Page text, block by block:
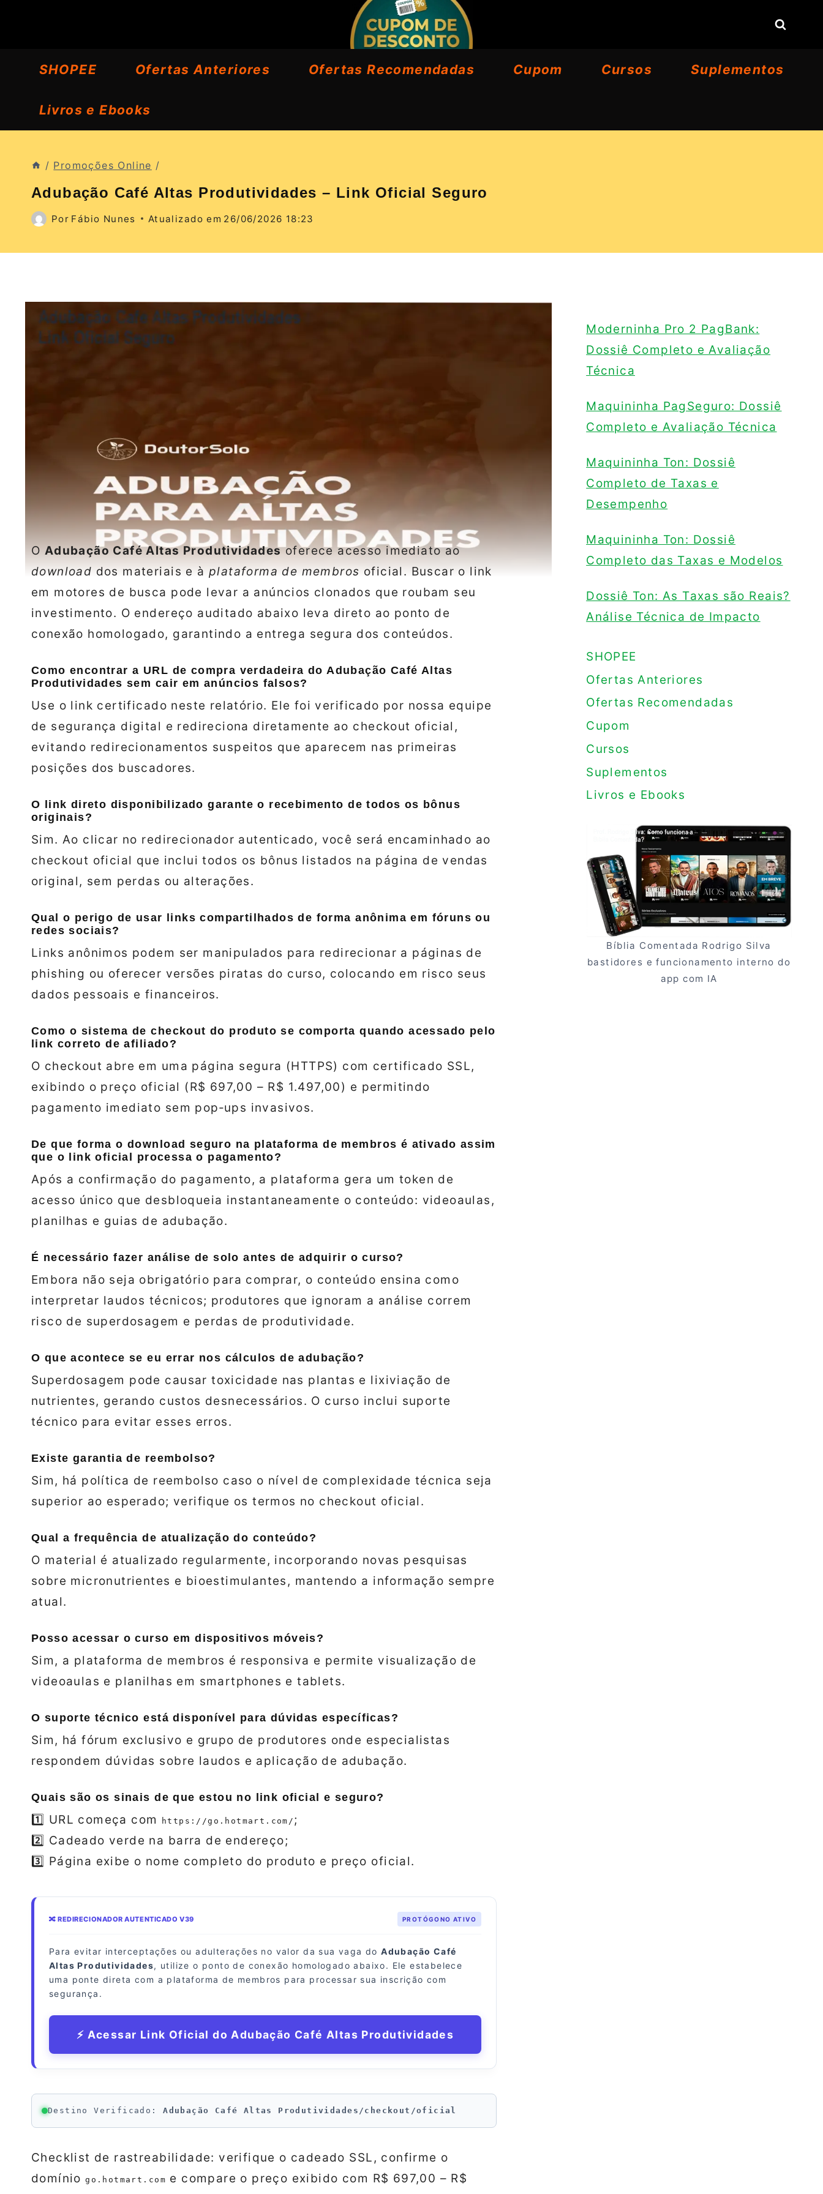
ConteúdoSHOPEE Ofertas Anteriores Ofertas Recomendadas Cupom Cursos Suplementos
Livros e Ebooks
/ Promoções Online /
Adubação Café Altas Produtividades – Link Oficial Seguro
Por Fábio Nunes Atualizado em 26/06/2026 18:23
O Adubação Café Altas Produtividadesoferece acesso imediato ao
download dos materiais e à plataforma de membros oficial. Buscar o link
em motores de busca pode levar a anúncios clonados que roubam seu
investimento. O endereço auditado abaixo leva direto ao ponto de
conexão homologado, garantindo a entrega segura dos conteúdos.
Como encontrar a URL de compra verdadeira do Adubação Café Altas
Produtividades sem cair em anúncios falsos?
Use o link certificado neste relatório. Ele foi verificado por nossa equipe
de segurança digital e redireciona diretamente ao checkout oficial,
evitando redirecionamentos suspeitos que aparecem nas primeiras
posições dos buscadores.
O link direto disponibilizado garante o recebimento de todos os bônus
originais?
Sim. Ao clicar no redirecionador autenticado, você será encaminhado ao
checkout oficial que inclui todos os bônus listados na página de vendas
original, sem perdas ou alterações.
Qual o perigo de usar links compartilhados de forma anônima em fóruns ou
redes sociais?
Links anônimos podem ser manipulados para redirecionar a páginas de
phishing ou oferecer versões piratas do curso, colocando em risco seus
dados pessoais e financeiros.
Como o sistema de checkout do produto se comporta quando acessado pelo
link correto de afiliado?
O checkout abre em uma página segura (HTTPS) com certificado SSL,
exibindo o preço oficial (R$ 697,00 – R$ 1.497,00) e permitindo
pagamento imediato sem pop‑ups invasivos.
De que forma o download seguro na plataforma de membros é ativado assim
que o link oficial processa o pagamento?
Após a confirmação do pagamento, a plataforma gera um token de
acesso único que desbloqueia instantaneamente o conteúdo: videoaulas,
planilhas e guias de adubação.
É necessário fazer análise de solo antes de adquirir o curso?
Embora não seja obrigatório para comprar, o conteúdo ensina como
interpretar laudos técnicos; produtores que ignoram a análise correm
risco de superdosagem e perdas de produtividade.
O que acontece se eu errar nos cálculos de adubação?
Superdosagem pode causar toxicidade nas plantas e lixiviação de
nutrientes, gerando custos desnecessários. O curso inclui suporte
técnico para evitar esses erros.
Existe garantia de reembolso?
Sim, há política de reembolso caso o nível de complexidade técnica seja
superior ao esperado; verifique os termos no checkout oficial.
Qual a frequência de atualização do conteúdo?
O material é atualizado regularmente, incorporando novas pesquisas
sobre micronutrientes e bioestimulantes, mantendo a informação sempre
atual.
Posso acessar o curso em dispositivos móveis?
Sim, a plataforma de membros é responsiva e permite visualização de
videoaulas e planilhas em smartphones e tablets.
O suporte técnico está disponível para dúvidas específicas?
Sim, há fórum exclusivo e grupo de produtores onde especialistas
respondem dúvidas sobre laudos e aplicação de adubação.
Quais são os sinais de que estou no link oficial e seguro?
1️⃣ URL começa com https://go.hotmart.com/ ;
2️⃣ Cadeado verde na barra de endereço;
3️⃣ Página exibe o nome completo do produto e preço oficial.
🔀 REDIRECIONADOR AUTENTICADO V39 PROTÓGONO ATIVO
Para evitar interceptações ou adulterações no valor da sua vaga doAdubação Café
Altas Produtividades, utilize o ponto de conexão homologado abaixo. Ele estabelece
uma ponte direta com a plataforma de membros para processar sua inscrição com
segurança.
⚡ Acessar Link Oficial do Adubação Café Altas Produtividades
Destino Verificado:Adubação Café Altas Produtividades/checkout/oficial
Checklist de rastreabilidade: verifique o cadeado SSL, confirme o
domíniogo.hotmart.com e compare o preço exibido com R$ 697,00 – R$
Moderninha Pro 2 PagBank:
Dossiê Completo e Avaliação
Técnica
Maquininha PagSeguro: Dossiê
Completo e Avaliação Técnica
Maquininha Ton: Dossiê
Completo de Taxas e
Desempenho
Maquininha Ton: Dossiê
Completo das Taxas e Modelos
Dossiê Ton: As Taxas são Reais?
Análise Técnica de Impacto
SHOPEE
Ofertas Anteriores
Ofertas Recomendadas
Cupom
Cursos
Suplementos
Livros e Ebooks
Bíblia Comentada Rodrigo Silva
bastidores e funcionamento interno do
app com IA